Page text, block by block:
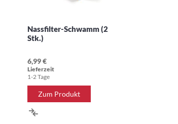
Nassfilter-Schwamm (2
Stk.)
6,99 €
Lieferzeit
1-2 Tage
Zum Produkt